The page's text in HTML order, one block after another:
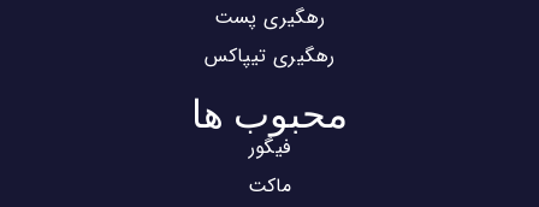
رهگیری پست
رهگیری تیپاکس
محبوب ها
فیگور
ماکت